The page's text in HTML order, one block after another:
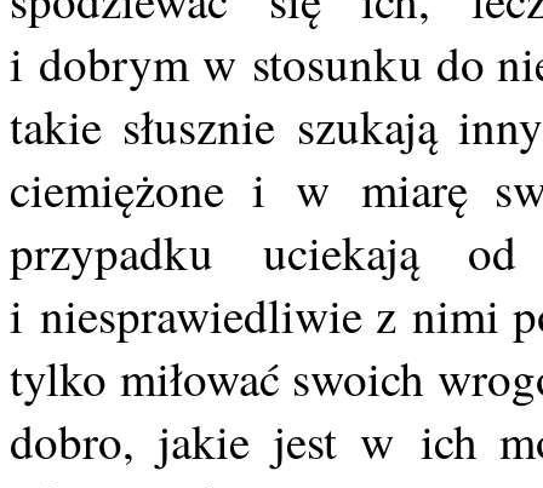
i dobrym w stosunku do
takie słusznie szukają
ciemiężone i w miarę
przypadku uciekają
i niesprawiedliwie z nimi
tylko miłować swoich
dobro, jakie jest w ich